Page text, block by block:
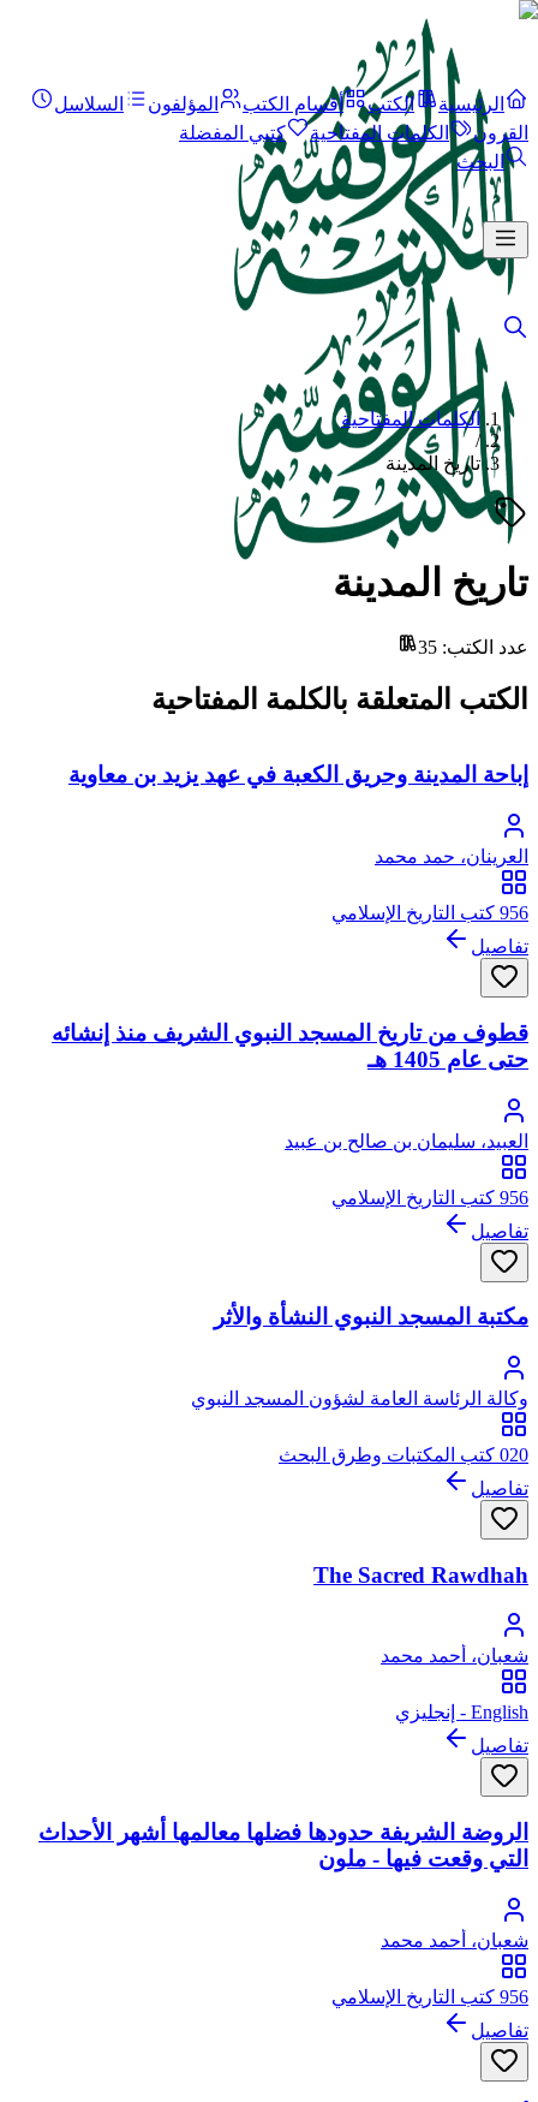
الرئيسية الكتب أقسام الكتب المؤلفون
السلاسل
القرون
الكلمات المفتاحية
كتبي المفضلة
البحث
الكلمات المفتاحية
/
تاريخ المدينة
تاريخ المدينة
عدد الكتب:
35
الكتب المتعلقة بالكلمة المفتاحية
إباحة المدينة وحريق الكعبة في عهد يزيد بن معاوية
العرينان، حمد محمد
956 كتب التاريخ الإسلامي
تفاصيل
قطوف من تاريخ المسجد النبوي الشريف منذ إنشائه
حتى عام 1405 هـ
العبيد، سليمان بن صالح بن عبيد
956 كتب التاريخ الإسلامي
تفاصيل
مكتبة المسجد النبوي النشأة والأثر
وكالة الرئاسة العامة لشؤون المسجد النبوي
020 كتب المكتبات وطرق البحث
تفاصيل
The Sacred Rawdhah
شعبان، أحمد محمد
English - إنجليزي
تفاصيل
الروضة الشريفة حدودها فضلها معالمها أشهر الأحداث
التي وقعت فيها - ملون
شعبان، أحمد محمد
956 كتب التاريخ الإسلامي
تفاصيل